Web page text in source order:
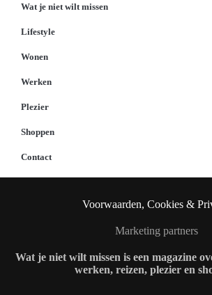
Wat je niet wilt missen
Lifestyle
Wonen
Werken
Plezier
Shoppen
Contact
Voorwaarden, Cookies &
Marketing partners
Wat je niet wilt missen is een magazine
werken, reizen, plezier en